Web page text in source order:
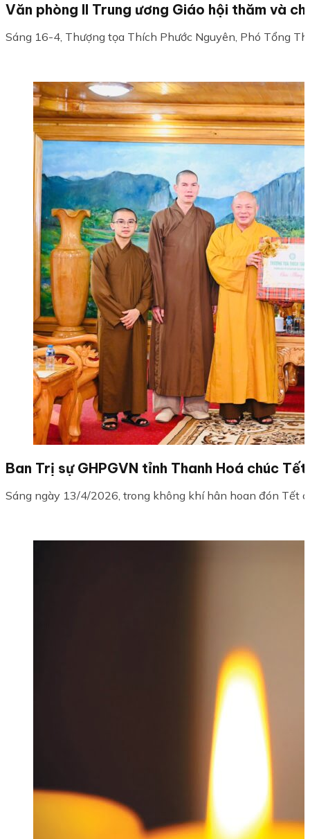
Văn phòng II Trung ương Giáo hội thăm và
Sáng 16-4, Thượng tọa Thích Phước Nguyên, Phó Tổng
Ban Trị sự GHPGVN tỉnh Thanh Hoá chúc
Sáng ngày 13/4/2026, trong không khí hân hoan đón Tết